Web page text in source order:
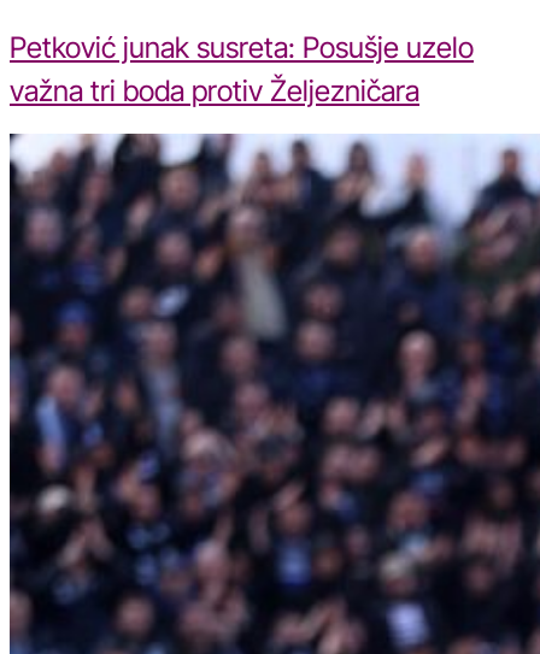
Petković junak susreta: Posušje uzelo
važna tri boda protiv Željezničara